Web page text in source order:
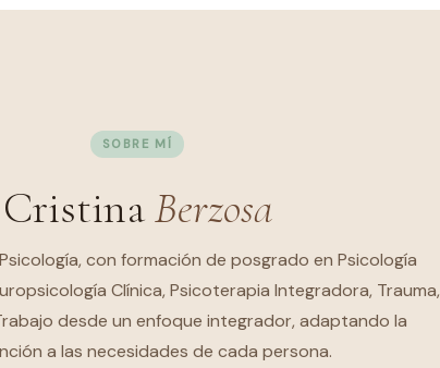
SOBRE MÍ
CristinaBerzosa
con formación de posgrado en Psicología
Clínica, Psicoterapia Integradora, Trauma,
desde un enfoque integrador, adaptando la
a las necesidades de cada persona.